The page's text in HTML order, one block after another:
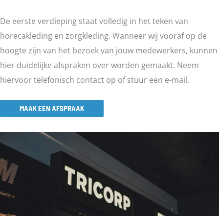
De eerste verdieping staat volledig in het teken van
horecakleding en zorgkleding. Wanneer wij vooraf op de
hoogte zijn van het bezoek van jouw medewerkers, kunnen
hier duidelijke afspraken over worden gemaakt. Neem
hiervoor telefonisch contact op of stuur een e-mail.
MAAK EEN AFSPRAAK